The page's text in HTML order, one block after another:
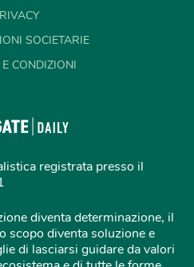
SOCIETARIE
CONDIZIONI
registrata presso il
diventa determinazione, il
scopo diventa soluzione e
di lasciarsi guidare da valori